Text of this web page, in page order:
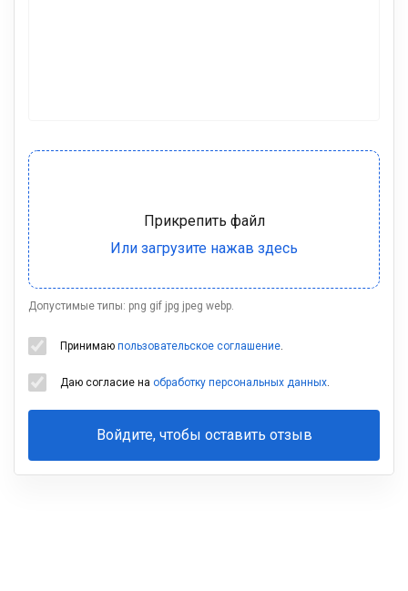
Допустимые типы: png gif jpg jpeg webp.
Принимаю пользовательское соглашение.
Даю согласие на обработку персональных данных.
Войдите, чтобы оставить отзыв
Ваша